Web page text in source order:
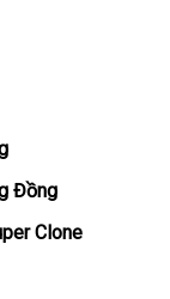
Đồng
Clone